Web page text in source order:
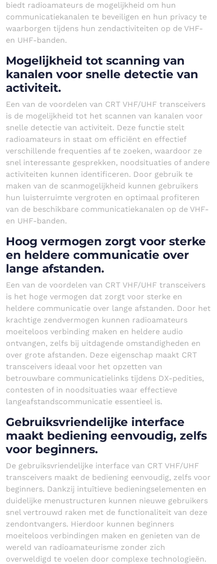
biedt radioamateurs de mogelijkheid om hun
communicatiekanalen te beveiligen en hun privacy te
waarborgen tijdens hun zendactiviteiten op de VHF-
en UHF-banden.
Mogelijkheid tot scanning van
kanalen voor snelle detectie van
activiteit.
Een van de voordelen van CRT VHF/UHF transceivers
is de mogelijkheid tot het scannen van kanalen voor
snelle detectie van activiteit. Deze functie stelt
radioamateurs in staat om efficiënt en effectief
verschillende frequenties af te zoeken, waardoor ze
snel interessante gesprekken, noodsituaties of andere
activiteiten kunnen identificeren. Door gebruik te
maken van de scanmogelijkheid kunnen gebruikers
hun luisterruimte vergroten en optimaal profiteren
van de beschikbare communicatiekanalen op de VHF-
en UHF-banden.
Hoog vermogen zorgt voor sterke
en heldere communicatie over
lange afstanden.
Een van de voordelen van CRT VHF/UHF transceivers
is het hoge vermogen dat zorgt voor sterke en
heldere communicatie over lange afstanden. Door het
krachtige zendvermogen kunnen radioamateurs
moeiteloos verbinding maken en heldere audio
ontvangen, zelfs bij uitdagende omstandigheden en
over grote afstanden. Deze eigenschap maakt CRT
transceivers ideaal voor het opzetten van
betrouwbare communicatielinks tijdens DX-pedities,
contesten of in noodsituaties waar effectieve
langeafstandscommunicatie essentieel is.
Gebruiksvriendelijke interface
maakt bediening eenvoudig, zelfs
voor beginners.
De gebruiksvriendelijke interface van CRT VHF/UHF
transceivers maakt de bediening eenvoudig, zelfs voor
beginners. Dankzij intuïtieve bedieningselementen en
duidelijke menustructuren kunnen nieuwe gebruikers
snel vertrouwd raken met de functionaliteit van deze
zendontvangers. Hierdoor kunnen beginners
moeiteloos verbindingen maken en genieten van de
wereld van radioamateurisme zonder zich
overweldigd te voelen door complexe technologieën.